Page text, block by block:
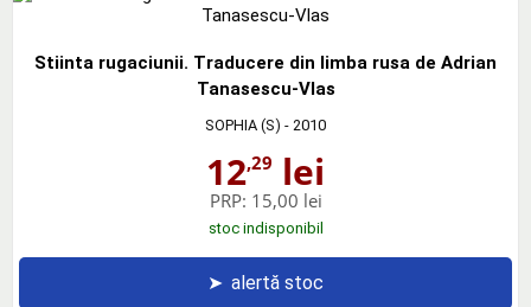
Stiinta rugaciunii. Traducere din limba rusa de Adrian
Tanasescu-Vlas
SOPHIA (S) - 2010
12,29 lei
PRP: 15,00 lei
stoc indisponibil
➤ alertă stoc